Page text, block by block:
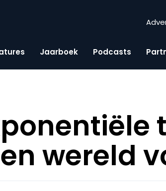
Jaarboek Podcasts
wereld